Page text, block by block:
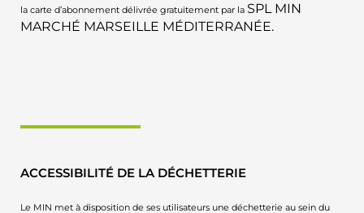
la carte d’abonnement délivrée gratuitement par la SPL MIN
MARCHÉ MARSEILLE MÉDITERRANÉE.
ACCESSIBILITÉ DE LA DÉCHETTERIE
Le MIN met à disposition de ses utilisateurs une déchetterie au sein du